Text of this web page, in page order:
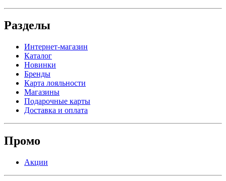
Разделы
Интернет-магазин
Каталог
Новинки
Бренды
Карта лояльности
Магазины
Подарочные карты
Доставка и оплата
Промо
Акции